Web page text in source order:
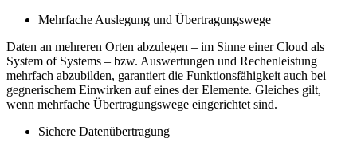
Mehrfache Auslegung und Übertragungswege
Daten an mehreren Orten abzulegen – im Sinne einer Cloud als
System of Systems – bzw. Auswertungen und Rechenleistung
mehrfach abzubilden, garantiert die Funktionsfähigkeit auch bei
gegnerischem Einwirken auf eines der Elemente. Gleiches gilt,
wenn mehrfache Übertragungswege eingerichtet sind.
Sichere Datenübertragung